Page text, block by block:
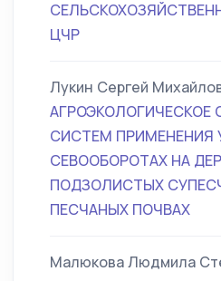
ЦЧР
Лукин Сергей
АГРОЭКОЛОГИЧЕСКОЕ
СИСТЕМ ПРИМЕНЕНИЯ
СЕВООБОРОТАХ НА
ПОДЗОЛИСТЫХ
ПЕСЧАНЫХ ПОЧВАХ
Малюкова Людмила